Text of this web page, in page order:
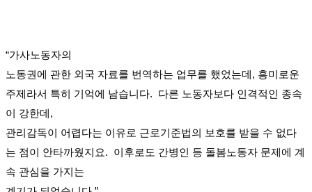
“가사노동자의
노동권에 관한 외국 자료를 번역하는 업무를 했었는데, 흥미로운
주제라서 특히 기억에 남습니다. 다른 노동자보다 인격적인 종속
이 강한데,
관리감독이 어렵다는 이유로 근로기준법의 보호를 받을 수 없다
는 점이 안타까웠지요. 이후로도 간병인 등 돌봄노동자 문제에 계
속 관심을 가지는